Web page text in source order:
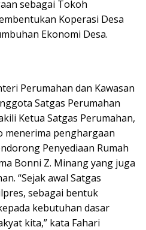
sebagai Tokoh
Koperasi Desa
Ekonomi Desa.
Perumahan dan Kawasan
Satgas Perumahan
Ketua Satgas Perumahan,
menerima penghargaan
Penyediaan Rumah
Bonni Z. Minang yang juga
“Sejak awal Satgas
sebagai bentuk
kebutuhan dasar
kita,” kata Fahari